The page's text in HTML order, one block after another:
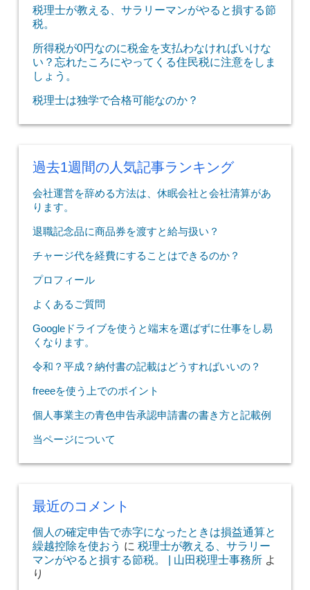
税理士が教える、サラリーマンがやると損する節
税。
所得税が0円なのに税金を支払わなければいけな
い？忘れたころにやってくる住民税に注意をしま
しょう。
税理士は独学で合格可能なのか？
過去1週間の人気記事ランキング
会社運営を辞める方法は、休眠会社と会社清算があ
ります。
退職記念品に商品券を渡すと給与扱い？
チャージ代を経費にすることはできるのか？
プロフィール
よくあるご質問
Googleドライブを使うと端末を選ばずに仕事をし易
くなります。
令和？平成？納付書の記載はどうすればいいの？
freeeを使う上でのポイント
個人事業主の青色申告承認申請書の書き方と記載例
当ページについて
最近のコメント
個人の確定申告で赤字になったときは損益通算と
繰越控除を使おう に 税理士が教える、サラリー
マンがやると損する節税。 | 山田税理士事務所よ
り